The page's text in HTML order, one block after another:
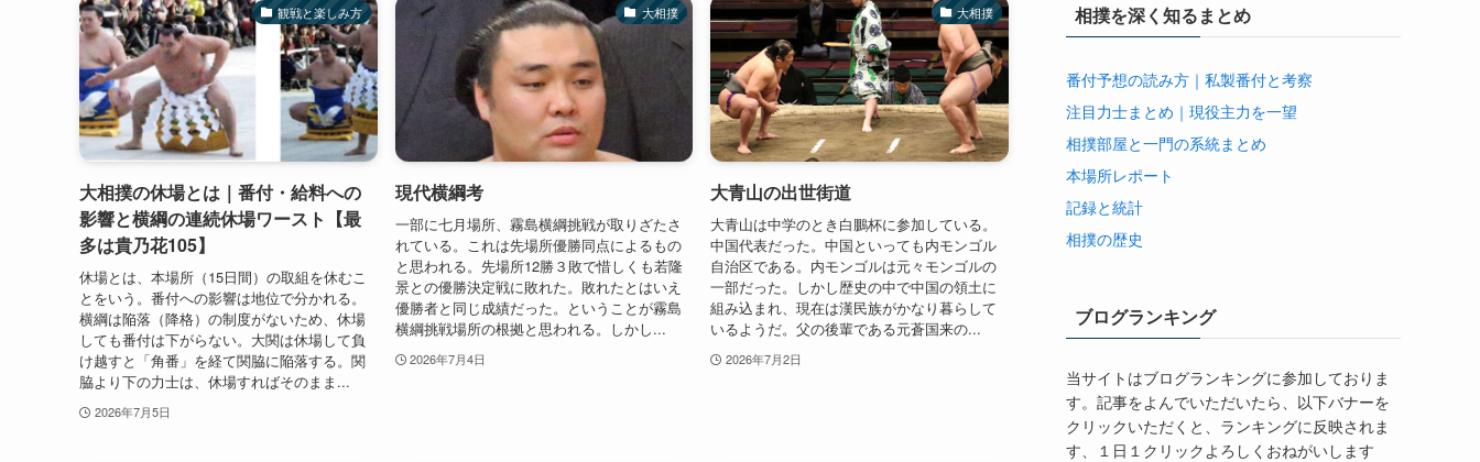
観戦と楽しみ方
大相撲の休場とは｜番付・給料への
影響と横綱の連続休場ワースト【最
多は貴乃花105】
休場とは、本場所（15日間）の取組を休むこ
とをいう。番付への影響は地位で分かれる。
横綱は陥落（降格）の制度がないため、休場
しても番付は下がらない。大関は休場して負
け越すと「角番」を経て関脇に陥落する。関
脇より下の力士は、休場すればそのまま...
2026年7月5日
大相撲
現代横綱考
一部に七月場所、霧島横綱挑戦が取りざたさ
れている。これは先場所優勝同点によるもの
と思われる。先場所12勝３敗で惜しくも若隆
景との優勝決定戦に敗れた。敗れたとはいえ
優勝者と同じ成績だった。ということが霧島
横綱挑戦場所の根拠と思われる。しかし...
2026年7月4日
大相撲
大青山の出世街道
大青山は中学のとき白鵬杯に参加している。
中国代表だった。中国といっても内モンゴル
自治区である。内モンゴルは元々モンゴルの
一部だった。しかし歴史の中で中国の領土に
組み込まれ、現在は漢民族がかなり暮らして
いるようだ。父の後輩である元蒼国来の...
2026年7月2日
相撲を深く知るまとめ
番付予想の読み方｜私製番付と考察
注目力士まとめ｜現役主力を一望
相撲部屋と一門の系統まとめ
本場所レポート
記録と統計
相撲の歴史
ブログランキング
当サイトはブログランキングに参加しておりま
す。記事をよんでいただいたら、以下バナーを
クリックいただくと、ランキングに反映されま
す、１日１クリックよろしくおねがいします